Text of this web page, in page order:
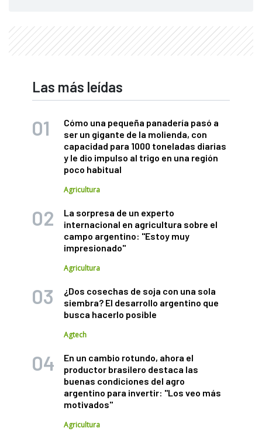
Las más leídas
Cómo una pequeña panadería pasó a
ser un gigante de la molienda, con
capacidad para 1000 toneladas diarias
y le dio impulso al trigo en una región
poco habitual
Agricultura
La sorpresa de un experto
internacional en agricultura sobre el
campo argentino: "Estoy muy
impresionado"
Agricultura
¿Dos cosechas de soja con una sola
siembra? El desarrollo argentino que
busca hacerlo posible
Agtech
En un cambio rotundo, ahora el
productor brasilero destaca las
buenas condiciones del agro
argentino para invertir: "Los veo más
motivados"
Agricultura